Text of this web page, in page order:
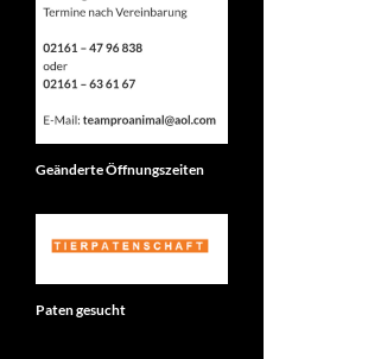
Geänderte Öffnungszeiten
Paten gesucht